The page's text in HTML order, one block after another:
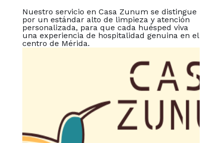
Nuestro servicio en Casa Zunum se distingue
por un estándar alto de limpieza y atención
personalizada, para que cada huésped viva
una experiencia de hospitalidad genuina en el
centro de Mérida.